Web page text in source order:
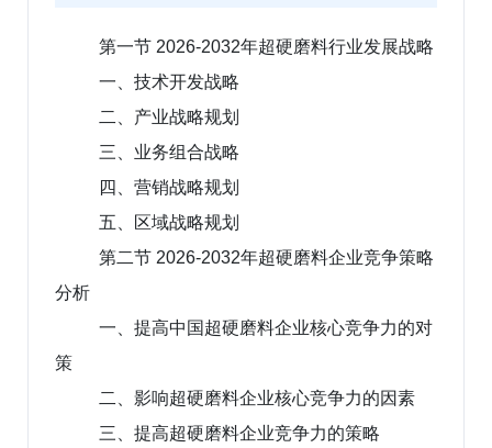
第一节 2026-2032年超硬磨料行业发展战略
一、技术开发战略
二、产业战略规划
三、业务组合战略
四、营销战略规划
五、区域战略规划
第二节 2026-2032年超硬磨料企业竞争策略
分析
一、提高中国超硬磨料企业核心竞争力的对
策
二、影响超硬磨料企业核心竞争力的因素
三、提高超硬磨料企业竞争力的策略